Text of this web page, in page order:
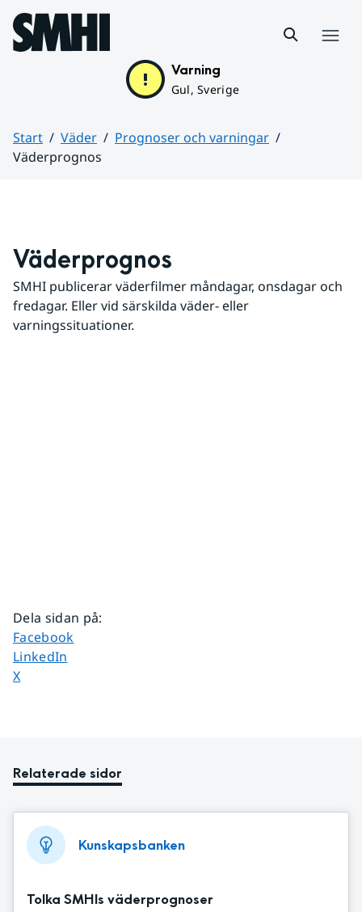
Hoppa till sidans innehåll
Varning
Gul, Sverige
Start Väder
Prognoser och varningar
Väderprognos
Väderprognos
SMHI publicerar väderfilmer måndagar, onsdagar och
fredagar. Eller vid särskilda väder- eller
varningssituationer.
Dela sidan på:
Dela sidan på
Facebook
Dela sidan på
LinkedIn
Dela sidan på
X
Relaterade sidor
Kunskapsbanken
Tolka SMHIs väderprognoser